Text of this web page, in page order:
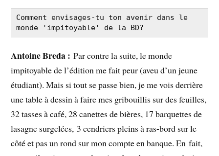
Comment envisages-tu ton avenir dans le
monde 'impitoyable' de la BD?
Antoine Breda :Par contre la suite, le monde
impitoyable de l’édition me fait peur (aveu d’un jeune
étudiant). Mais si tout se passe bien, je me vois derrière
une table à dessin à faire mes gribouillis sur des feuilles,
32 tasses à café, 28 canettes de bières, 17 barquettes de
lasagne surgelées, 3 cendriers pleins à ras-bord sur le
côté et pas un rond sur mon compte en banque. En fait,